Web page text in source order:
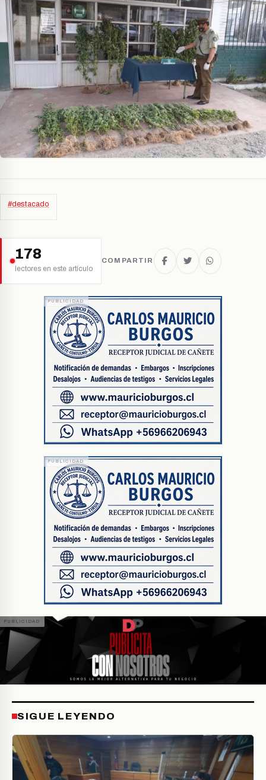
#destacado
178
lectores en este artículo
COMPARTIR
SIGUE LEYENDO